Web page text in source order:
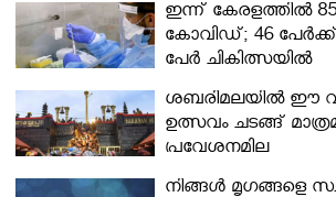
ഇന്ന് കേരളത്തിൽ
കോവിഡ്; 46 പേർക്ക്
പേർ ചികിത്സയിൽ
ശബരിമലയില്‍ ഈ
ഉത്സവം ചടങ്ങ്
പ്രവേശനമില്ല
നിങ്ങള്‍ മൃഗങ്ങളെ